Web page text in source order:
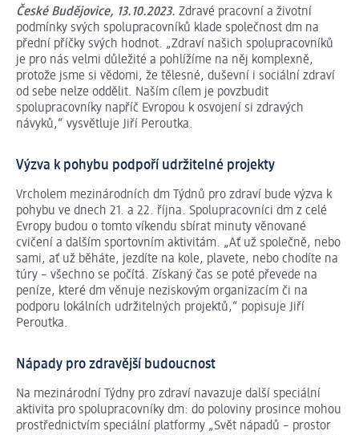
České Budějovice, 13.10.2023. Zdravé pracovní a životní
podmínky svých spolupracovníků klade společnost dm na
přední příčky svých hodnot. „Zdraví našich spolupracovníků
je pro nás velmi důležité a pohlížíme na něj komplexně,
protože jsme si vědomi, že tělesné, duševní i sociální zdraví
od sebe nelze oddělit. Naším cílem je povzbudit
spolupracovníky napříč Evropou k osvojení si zdravých
návyků,“ vysvětluje Jiří Peroutka.
Výzva k pohybu podpoří udržitelné projekty
Vrcholem mezinárodních dm Týdnů pro zdraví bude výzva k
pohybu ve dnech 21. a 22. října. Spolupracovníci dm z celé
Evropy budou o tomto víkendu sbírat minuty věnované
cvičení a dalším sportovním aktivitám. „Ať už společně, nebo
sami, ať už běháte, jezdíte na kole, plavete, nebo chodíte na
túry – všechno se počítá. Získaný čas se poté převede na
peníze, které dm věnuje neziskovým organizacím či na
podporu lokálních udržitelných projektů,“ popisuje Jiří
Peroutka.
Nápady pro zdravější budoucnost
Na mezinárodní Týdny pro zdraví navazuje další speciální
aktivita pro spolupracovníky dm: do poloviny prosince mohou
prostřednictvím speciální platformy „Svět nápadů – prostor